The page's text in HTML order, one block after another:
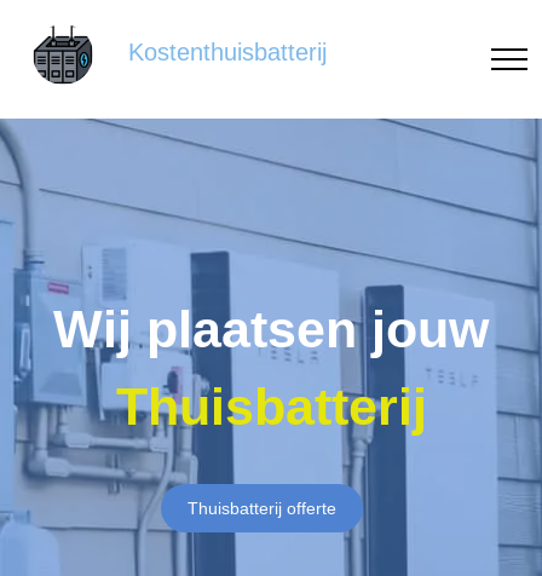
Kostenthuisbatterij
Wij plaatsen jouw
Thuisbatterij
Thuisbatterij offerte